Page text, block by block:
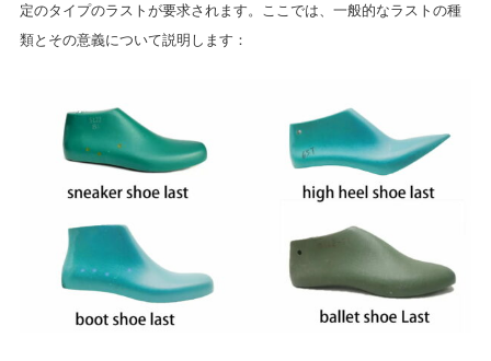
定のタイプのラストが要求されます。ここでは、一般的なラストの種
類とその意義について説明します：